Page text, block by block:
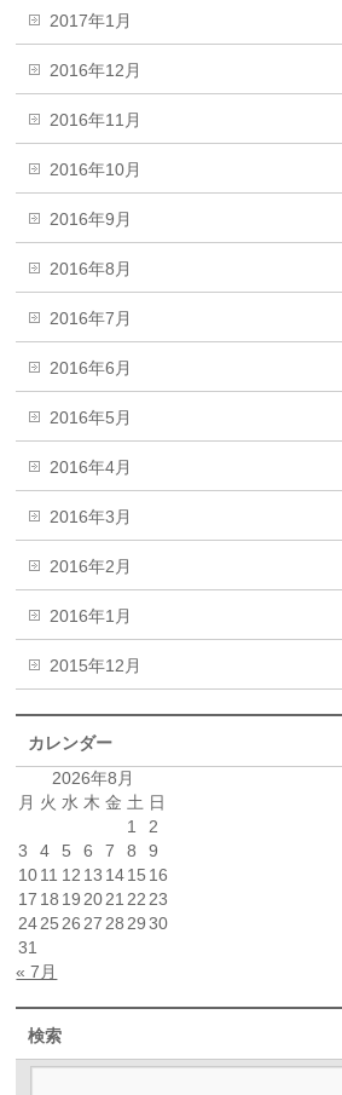
2017年1月
2016年12月
2016年11月
2016年10月
2016年9月
2016年8月
2016年7月
2016年6月
2016年5月
2016年4月
2016年3月
2016年2月
2016年1月
2015年12月
カレンダー
2026年8月
月 火 水 木 金 土 日
1
2
3
4 5 6 7 8
9
1011 12 13 1415 16
17 18 19 2021 22 23
2425 26 27 28 29 30
31
« 7月
検索